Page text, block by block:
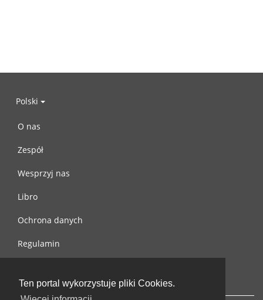
Ten portal wykorzystuje pliki Cookies.
Polski
O nas
Zespół
Wesprzyj nas
Libro
Ochrona danych
Regulamin